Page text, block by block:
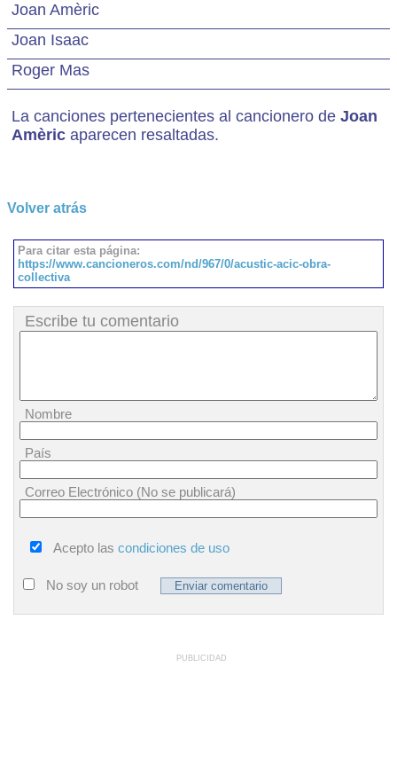
Joan Amèric
Joan Isaac
Roger Mas
La canciones pertenecientes al cancionero de Joan
Amèric aparecen resaltadas.
Volver atrás
Para citar esta página:
https://www.cancioneros.com/nd/967/0/acustic-acic-obra-
collectiva
Escribe tu comentario
Nombre
País
Correo Electrónico (No se publicará)
Acepto las condiciones de uso
No soy un robot
PUBLICIDAD